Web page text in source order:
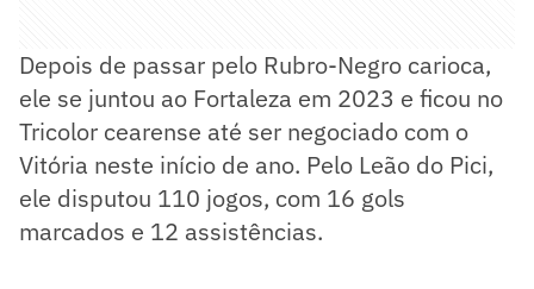
Depois de passar pelo Rubro-Negro carioca,
ele se juntou ao Fortaleza em 2023 e ficou no
Tricolor cearense até ser negociado com o
Vitória neste início de ano. Pelo Leão do Pici,
ele disputou 110 jogos, com 16 gols
marcados e 12 assistências.